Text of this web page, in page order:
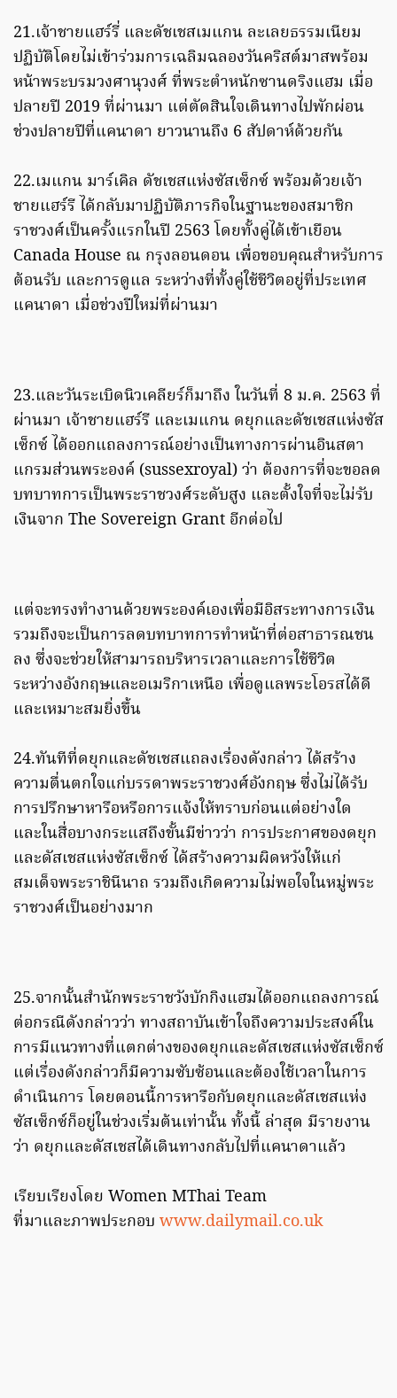
21.เจ้าชายแฮร์รี่ และดัชเชสเมแกน ละเลยธรรมเนียม
ปฏิบัติโดยไม่เข้าร่วมการเฉลิมฉลองวันคริสต์มาสพร้อม
หน้าพระบรมวงศานุวงศ์ ที่พระตำหนักซานดริงแฮม เมื่อ
ปลายปี 2019 ที่ผ่านมา แต่ตัดสินใจเดินทางไปพักผ่อน
ช่วงปลายปีที่แคนาดา ยาวนานถึง 6 สัปดาห์ด้วยกัน
22.เมแกน มาร์เคิล ดัชเชสแห่งซัสเซ็กซ์ พร้อมด้วยเจ้า
ชายแฮร์รี ได้กลับมาปฏิบัติภารกิจในฐานะของสมาชิก
ราชวงศ์เป็นครั้งแรกในปี 2563 โดยทั้งคู่ได้เข้าเยือน
Canada House ณ กรุงลอนดอน เพื่อขอบคุณสำหรับการ
ต้อนรับ และการดูแล ระหว่างที่ทั้งคู่ใช้ชีวิตอยู่ที่ประเทศ
แคนาดา เมื่อช่วงปีใหม่ที่ผ่านมา
23.และวันระเบิดนิวเคลียร์ก็มาถึง ในวันที่ 8 ม.ค. 2563 ที่
ผ่านมา เจ้าชายแฮร์รี และเมแกน ดยุกและดัชเชสแห่งซัส
เซ็กซ์ ได้ออกแถลงการณ์อย่างเป็นทางการผ่านอินสตา
แกรมส่วนพระองค์ (sussexroyal) ว่า ต้องการที่จะขอลด
บทบาทการเป็นพระราชวงศ์ระดับสูง และตั้งใจที่จะไม่รับ
เงินจาก The Sovereign Grant อีกต่อไป
แต่จะทรงทำงานด้วยพระองค์เองเพื่อมีอิสระทางการเงิน
รวมถึงจะเป็นการลดบทบาทการทำหน้าที่ต่อสาธารณชน
ลง ซึ่งจะช่วยให้สามารถบริหารเวลาและการใช้ชีวิต
ระหว่างอังกฤษและอเมริกาเหนือ เพื่อดูแลพระโอรสได้ดี
และเหมาะสมยิ่งขึ้น
24.ทันทีที่ดยุกและดัชเชสแถลงเรื่องดังกล่าว ได้สร้าง
ความตื่นตกใจแก่บรรดาพระราชวงศ์อังกฤษ ซึ่งไม่ได้รับ
การปรึกษาหารือหรือการแจ้งให้ทราบก่อนแต่อย่างใด
และในสื่อบางกระแสถึงขั้นมีข่าวว่า การประกาศของดยุก
และดัสเชสแห่งซัสเซ็กซ์ ได้สร้างความผิดหวังให้แก่
สมเด็จพระราชินีนาถ รวมถึงเกิดความไม่พอใจในหมู่พระ
ราชวงศ์เป็นอย่างมาก
25.จากนั้นสำนักพระราชวังบักกิงแฮมได้ออกแถลงการณ์
ต่อกรณีดังกล่าวว่า ทางสถาบันเข้าใจถึงความประสงค์ใน
การมีแนวทางที่แตกต่างของดยุกและดัสเชสแห่งซัสเซ็กซ์
แต่เรื่องดังกล่าวก็มีความซับซ้อนและต้องใช้เวลาในการ
ดำเนินการ โดยตอนนี้การหารือกับดยุกและดัสเชสแห่ง
ซัสเซ็กซ์ก็อยู่ในช่วงเริ่มต้นเท่านั้น ทั้งนี้ ล่าสุด มีรายงาน
ว่า ดยุกและดัสเชสได้เดินทางกลับไปที่แคนาดาแล้ว
เรียบเรียงโดย Women MThai Team
ที่มาและภาพประกอบ www.dailymail.co.uk